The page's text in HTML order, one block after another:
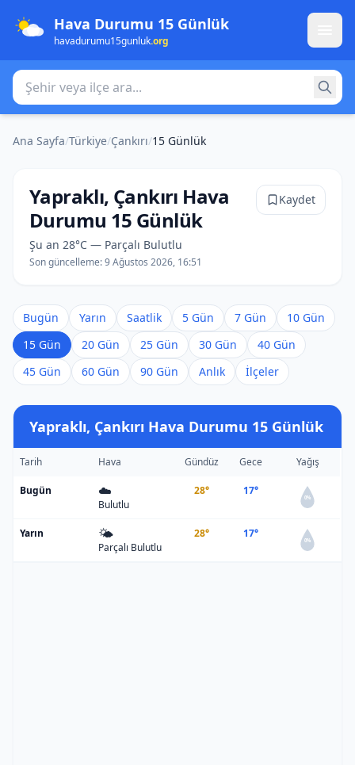
Hava Durumu 15 Günlük
havadurumu15gunluk.org
Şehir veya ilçe ara
Ana Sayfa/Türkiye/Çankırı/15 Günlük
Yapraklı, Çankırı Hava
Durumu 15 Günlük
Şu an 28°C — Parçalı Bulutlu
Son güncelleme:9 Ağustos 2026, 16:51
Kaydet
Bugün Yarın Saatlik 5 Gün 7 Gün
10 Gün
15 Gün
20 Gün 25 Gün 30 Gün
40 Gün
45 Gün
60 Gün 90 Gün Anlık İlçeler
Yapraklı, Çankırı Hava Durumu 15 Günlük
Tarih Hava Gündüz Gece Yağış
Bugün ☁️
Bulutlu
28° 17°
0%
Yarın 🌤️
Parçalı Bulutlu
28° 17°
0%